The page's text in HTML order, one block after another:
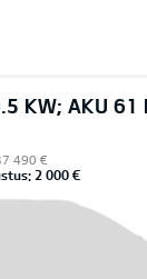
KW; AKU 61
490 €
2 000 €